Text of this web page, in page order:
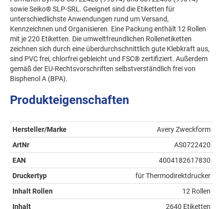
sowie Seiko® SLP-SRL. Geeignet sind die Etiketten für
unterschiedlichste Anwendungen rund um Versand,
Kennzeichnen und Organisieren. Eine Packung enthält 12 Rollen
mit je 220 Etiketten. Die umweltfreundlichen Rollenetiketten
zeichnen sich durch eine überdurchschnittlich gute Klebkraft aus,
sind PVC frei, chlorfrei gebleicht und FSC® zertifiziert. Außerdem
gemäß der EU-Rechtsvorschriften selbstverständlich frei von
Bisphenol A (BPA).
Produkteigenschaften
Hersteller/Marke
Avery Zweckform
ArtNr
AS0722420
EAN
4004182617830
Druckertyp
für Thermodirektdrucker
Inhalt Rollen
12 Rollen
Inhalt
2640 Etiketten